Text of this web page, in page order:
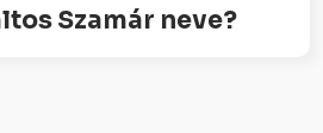
Szamár neve?